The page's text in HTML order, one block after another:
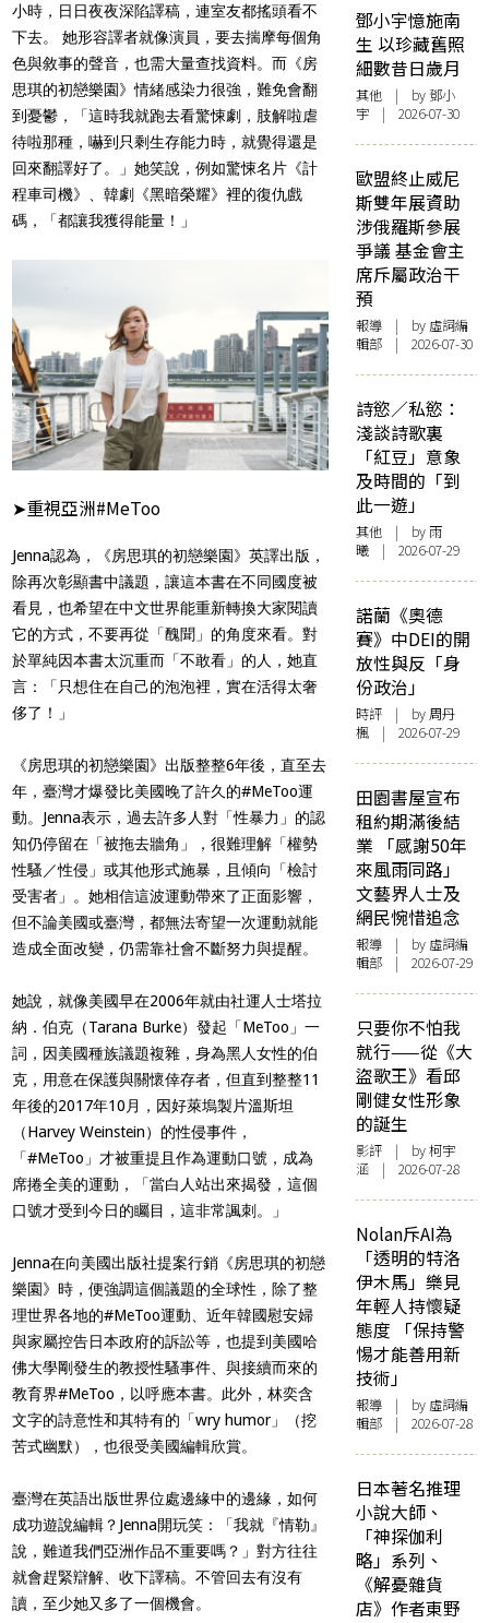
小時，日日夜夜深陷譯稿，連室友都搖頭看不
下去。 她形容譯者就像演員，要去揣摩每個角
色與敘事的聲音，也需大量查找資料。而《房
思琪的初戀樂園》情緒感染力很強，難免會翻
到憂鬱，「這時我就跑去看驚悚劇，肢解啦虐
待啦那種，嚇到只剩生存能力時，就覺得還是
回來翻譯好了。」她笑說，例如驚悚名片《計
程車司機》、韓劇《黑暗榮耀》裡的復仇戲
碼，「都讓我獲得能量！」
➤重視亞洲#MeToo
Jenna認為，《房思琪的初戀樂園》英譯出版，
除再次彰顯書中議題，讓這本書在不同國度被
看見，也希望在中文世界能重新轉換大家閱讀
它的方式，不要再從「醜聞」的角度來看。對
於單純因本書太沉重而「不敢看」的人，她直
言：「只想住在自己的泡泡裡，實在活得太奢
侈了！」
《房思琪的初戀樂園》出版整整6年後，直至去
年，臺灣才爆發比美國晚了許久的#MeToo運
動。Jenna表示，過去許多人對「性暴力」的認
知仍停留在「被拖去牆角」，很難理解「權勢
性騷／性侵」或其他形式施暴，且傾向「檢討
受害者」。她相信這波運動帶來了正面影響，
但不論美國或臺灣，都無法寄望一次運動就能
造成全面改變，仍需靠社會不斷努力與提醒。
她說，就像美國早在2006年就由社運人士塔拉
納．伯克（Tarana Burke）發起「MeToo」一
詞，因美國種族議題複雜，身為黑人女性的伯
克，用意在保護與關懷倖存者，但直到整整11
年後的2017年10月，因好萊塢製片溫斯坦
（Harvey Weinstein）的性侵事件，
「#MeToo」才被重提且作為運動口號，成為
席捲全美的運動，「當白人站出來揭發，這個
口號才受到今日的矚目，這非常諷刺。」
Jenna在向美國出版社提案行銷《房思琪的初戀
樂園》時，便強調這個議題的全球性，除了整
理世界各地的#MeToo運動、近年韓國慰安婦
與家屬控告日本政府的訴訟等，也提到美國哈
佛大學剛發生的教授性騷事件、與接續而來的
教育界#MeToo，以呼應本書。此外，林奕含
文字的詩意性和其特有的「wry humor」（挖
苦式幽默），也很受美國編輯欣賞。
臺灣在英語出版世界位處邊緣中的邊緣，如何
成功遊說編輯？Jenna開玩笑：「我就『情勒』
說，難道我們亞洲作品不重要嗎？」對方往往
就會趕緊辯解、收下譯稿。不管回去有沒有
讀，至少她又多了一個機會。
鄧小宇憶施南
生 以珍藏舊照
細數昔日歲月
其他 | by 鄧小
宇 | 2026-07-30
歐盟終止威尼
斯雙年展資助
涉俄羅斯參展
爭議 基金會主
席斥屬政治干
預
報導 | by 虛詞編
輯部 | 2026-07-30
詩慾／私慾：
淺談詩歌裏
「紅豆」意象
及時間的「到
此一遊」
其他 | by 雨
曦 | 2026-07-29
諾蘭《奧德
賽》中DEI的開
放性與反「身
份政治」
時評 | by周丹
楓 | 2026-07-29
田園書屋宣布
租約期滿後結
業 「感謝50年
來風雨同路」
文藝界人士及
網民惋惜追念
報導 | by 虛詞編
輯部 | 2026-07-29
只要你不怕我
就行——從《大
盜歌王》看邱
剛健女性形象
的誕生
影評 | by 柯宇
涵 | 2026-07-28
Nolan斥AI為
「透明的特洛
伊木馬」樂見
年輕人持懷疑
態度 「保持警
惕才能善用新
技術」
報導 | by 虛詞編
輯部 | 2026-07-28
日本著名推理
小說大師、
「神探伽利
略」系列、
《解憂雜貨
店》作者東野